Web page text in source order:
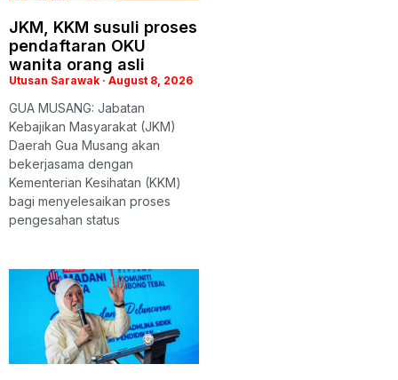
JKM, KKM susuli proses
pendaftaran OKU
wanita orang asli
Utusan Sarawak August 8, 2026
GUA MUSANG: Jabatan
Kebajikan Masyarakat (JKM)
Daerah Gua Musang akan
bekerjasama dengan
Kementerian Kesihatan (KKM)
bagi menyelesaikan proses
pengesahan status